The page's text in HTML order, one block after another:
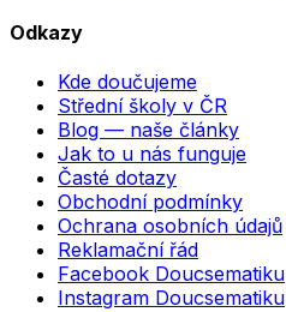
Odkazy
Kde doučujeme
Střední školy v ČR
Blog — naše články
Jak to u nás funguje
Časté dotazy
Obchodní podmínky
Ochrana osobních údajů
Reklamační řád
Facebook Doucsematiku
Instagram Doucsematiku